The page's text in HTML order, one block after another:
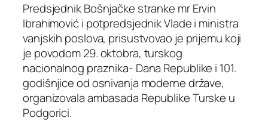
Predsjednik Bošnjačke stranke mr Ervin
Ibrahimović i potpredsjednik Vlade i ministra
vanjskih poslova, prisustvovao je prijemu koji
je povodom 29. oktobra, turskog
nacionalnog praznika- Dana Republike i 101.
godišnjice od osnivanja moderne države,
organizovala ambasada Republike Turske u
Podgorici.